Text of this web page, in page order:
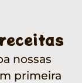
nossas
primeira